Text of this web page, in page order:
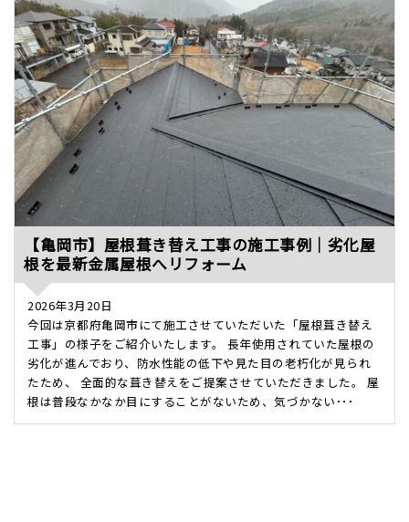
【亀岡市】屋根葺き替え工事の施工事例｜劣化屋
根を最新金属屋根へリフォーム
2026年3月20日
今回は京都府亀岡市にて施工させていただいた「屋根葺き替え
工事」の様子をご紹介いたします。 長年使用されていた屋根の
劣化が進んでおり、防水性能の低下や見た目の老朽化が見られ
たため、 全面的な葺き替えをご提案させていただきました。 屋
根は普段なかなか目にすることがないため、気づかない･･･